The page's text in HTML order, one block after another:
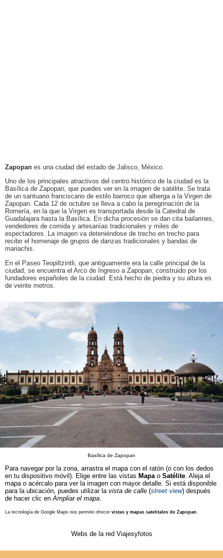
Zapopan es una ciudad del estado de Jalisco, México.
Uno de los principales atractivos del centro histórico de la ciudad es la
Basílica de Zapopan, que puedes ver en la imagen de satélite. Se trata
de un santuario franciscano de estilo barroco que alberga a la Virgen de
Zapopan. Cada 12 de octubre se lleva a cabo la peregrinación de la
Romería, en la que la Virgen es transportada desde la Catedral de
Guadalajara hasta la Basílica. En dicha procesión se dan cita bailarines,
vendedores de comida y artesanías tradicionales y miles de
espectadores. La imagen va deteniéndose de trecho en trecho para
recibir el homenaje de grupos de danzas tradicionales y bandas de
mariachis.
En el Paseo Teopiltzintli, que antiguamente era la calle principal de la
ciudad, se encuentra el Arco de Ingreso a Zapopan, construido por los
fundadores españoles de la ciudad. Está hecho de piedra y su altura es
de veinte metros.
Basílica de Zapopan
Para navegar por la zona, arrastra el mapa con el ratón (o con los dedos
en tu dispositivo móvil). Elige entre las vistas Mapao Satélite. Aleja el
mapa o acércalo para ver la imagen con mayor detalle. Si está disponible
para la ubicación, puedes utilizar la vista de calle (street view) después
de hacer clic enAmpliar el mapa.
La tecnología de Google Maps nos permite ofrecer vistas y mapas satelitales de Zapopan.
Webs de la red Viajesyfotos